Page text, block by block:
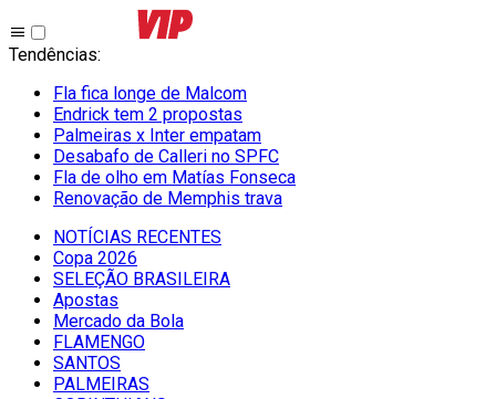
Tendências:
Fla fica longe de Malcom
Endrick tem 2 propostas
Palmeiras x Inter empatam
Desabafo de Calleri no SPFC
Fla de olho em Matías Fonseca
Renovação de Memphis trava
NOTÍCIAS RECENTES
Copa 2026
SELEÇÃO BRASILEIRA
Apostas
Mercado da Bola
FLAMENGO
SANTOS
PALMEIRAS